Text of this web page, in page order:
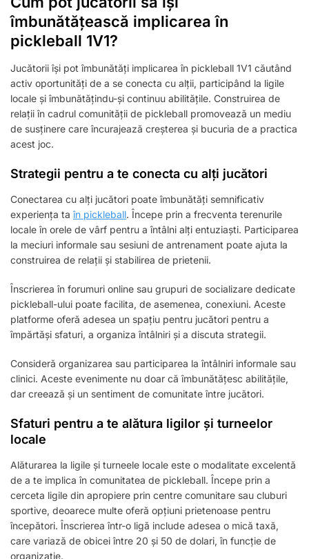
îmbunătățească implicarea în
pickleball 1V1?
Jucătorii își pot îmbunătăți implicarea în pickleball 1V1 căutând
activ oportunități de a se conecta cu alții, participând la ligile
locale și îmbunătățindu-și continuu abilitățile. Construirea de
relații în cadrul comunității de pickleball promovează un mediu
de susținere care încurajează creșterea și bucuria de a practica
acest joc.
Strategii pentru a te conecta cu alți jucători
Conectarea cu alți jucători poate îmbunătăți semnificativ
experiența ta în pickleball. Începe prin a frecventa terenurile
locale în orele de vârf pentru a întâlni alți entuziaști. Participarea
la meciuri informale sau sesiuni de antrenament poate ajuta la
construirea de relații și stabilirea de prietenii.
Înscrierea în forumuri online sau grupuri de socializare dedicate
pickleball-ului poate facilita, de asemenea, conexiuni. Aceste
platforme oferă adesea un spațiu pentru jucători pentru a
împărtăși sfaturi, a organiza întâlniri și a discuta strategii.
Consideră organizarea sau participarea la întâlniri informale sau
clinici. Aceste evenimente nu doar că îmbunătățesc abilitățile,
dar creează și un sentiment de comunitate între jucători.
Sfaturi pentru a te alătura ligilor și turneelor
locale
Alăturarea la ligile și turneele locale este o modalitate excelentă
de a te implica în comunitatea de pickleball. Începe prin a
cerceta ligile din apropiere prin centre comunitare sau cluburi
sportive, deoarece multe oferă opțiuni prietenoase pentru
începători. Înscrierea într-o ligă include adesea o mică taxă,
care variază de obicei între 20 și 50 de dolari, în funcție de
organizație.